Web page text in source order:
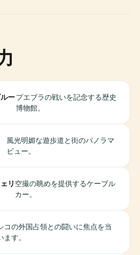
ープエブラの戦いを記念する歴史
博物館。
風光明媚な遊歩道と街のパノラマ
ビュー。
リ 空撮の眺めを提供するケーブル
カー。
コの外国占領との闘いに焦点を当
ます。